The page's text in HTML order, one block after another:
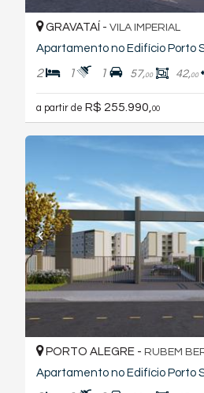
GRAVATAÍ - VILA IMPERIAL
Apartamento no Edifício Porto
2 1 1 57,00 42,00
a partir de R$ 255.990, 00
PORTO ALEGRE - RUBEM
Apartamento no Edifício Porto